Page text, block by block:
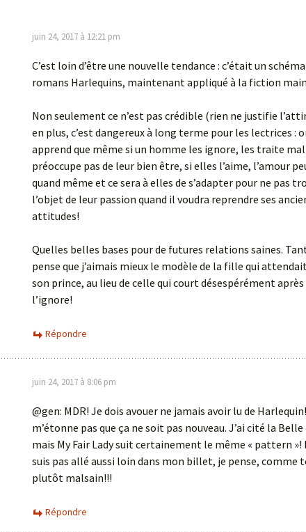
juin 24, 2017 à 12:21 pm
C’est loin d’être une nouvelle tendance : c’était un
romans Harlequins, maintenant appliqué à la fiction
Non seulement ce n’est pas crédible (rien ne justifie
en plus, c’est dangereux à long terme pour les lectrices :
apprend que même si un homme les ignore, les traite mal
préoccupe pas de leur bien être, si elles l’aime, l’amour
quand même et ce sera à elles de s’adapter pour ne pas
l’objet de leur passion quand il voudra reprendre ses
attitudes!
Quelles belles bases pour de futures relations saines. Tant
pense que j’aimais mieux le modèle de la fille qui
son prince, au lieu de celle qui court désespérément après
l’ignore!
Répondre
juin 24, 2017 à 8:06 pm
@gen: MDR! Je dois avouer ne jamais avoir lu de
m’étonne pas que ça ne soit pas nouveau. J’ai cité la
mais My Fair Lady suit certainement le même « pattern »!
suis pas allé aussi loin dans mon billet, je pense, comme
plutôt malsain!!!
Répondre